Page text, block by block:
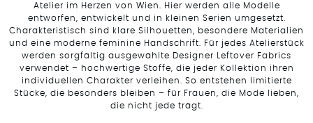
Atelier im Herzen von Wien. Hier werden alle Modelle
entworfen, entwickelt und in kleinen Serien umgesetzt.
Charakteristisch sind klare Silhouetten, besondere Materialien
und eine moderne feminine Handschrift. Für jedes Atelierstück
werden sorgfältig ausgewählte Designer Leftover Fabrics
verwendet – hochwertige Stoffe, die jeder Kollektion ihren
individuellen Charakter verleihen. So entstehen limitierte
Stücke, die besonders bleiben – für Frauen, die Mode lieben,
die nicht jede trägt.